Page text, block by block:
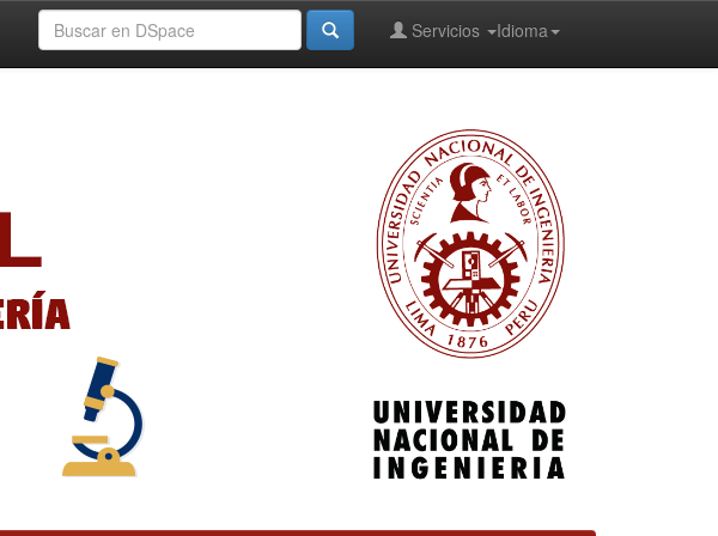
Idioma
Servicios